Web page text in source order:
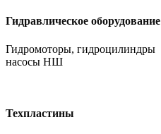
Гидравлическое оборудование
Гидромоторы, гидроцилиндры
насосы НШ
Техпластины